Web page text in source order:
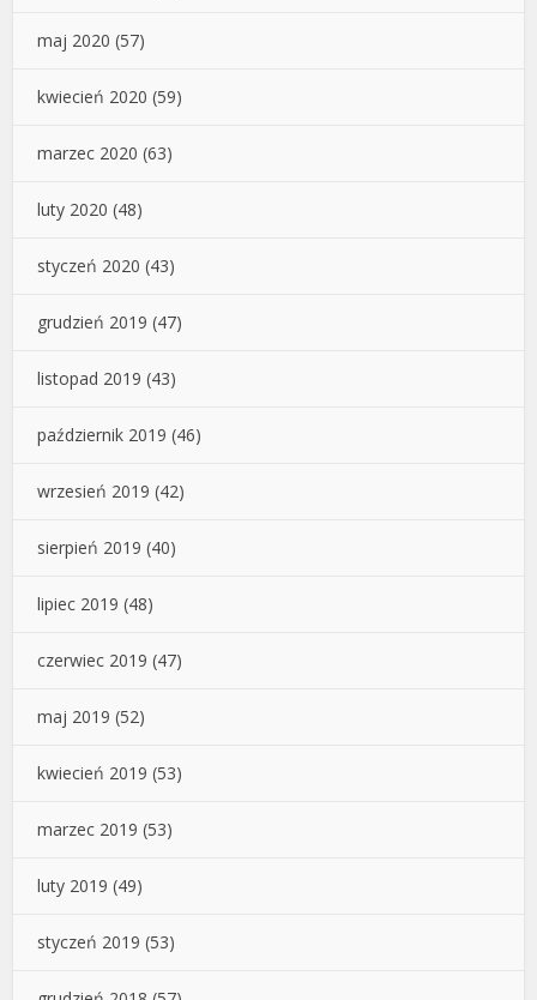
maj 2020 (57)
kwiecień 2020 (59)
marzec 2020 (63)
luty 2020 (48)
styczeń 2020 (43)
grudzień 2019 (47)
listopad 2019 (43)
październik 2019 (46)
wrzesień 2019 (42)
sierpień 2019 (40)
lipiec 2019 (48)
czerwiec 2019 (47)
maj 2019 (52)
kwiecień 2019 (53)
marzec 2019 (53)
luty 2019 (49)
styczeń 2019 (53)